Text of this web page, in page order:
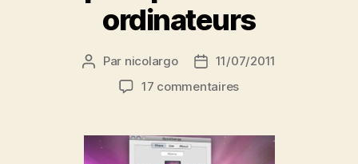
ordinateurs
Auteur
l’article
Par nicolargo
Date11/07/2011
17 commentairessur
et
un